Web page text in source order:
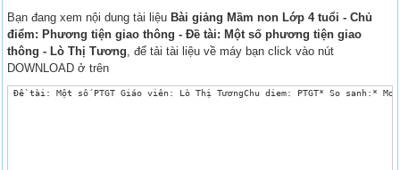
Bạn đang xem nội dung tài liệu Bài giảng Mầm non Lớp 4 tuổi - Chủ
điểm: Phương tiện giao thông - Đề tài: Một số phương tiện giao
thông - Lò Thị Tương, để tải tài liệu về máy bạn click vào nút
DOWNLOAD ở trên
Đề tài: Một số PTGT Giáo viên: Lò Thị TươngChu diem: PTGT* So sanh:*